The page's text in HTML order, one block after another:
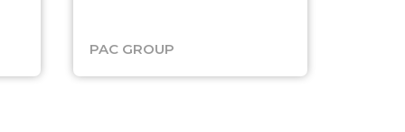
PAC GROUP